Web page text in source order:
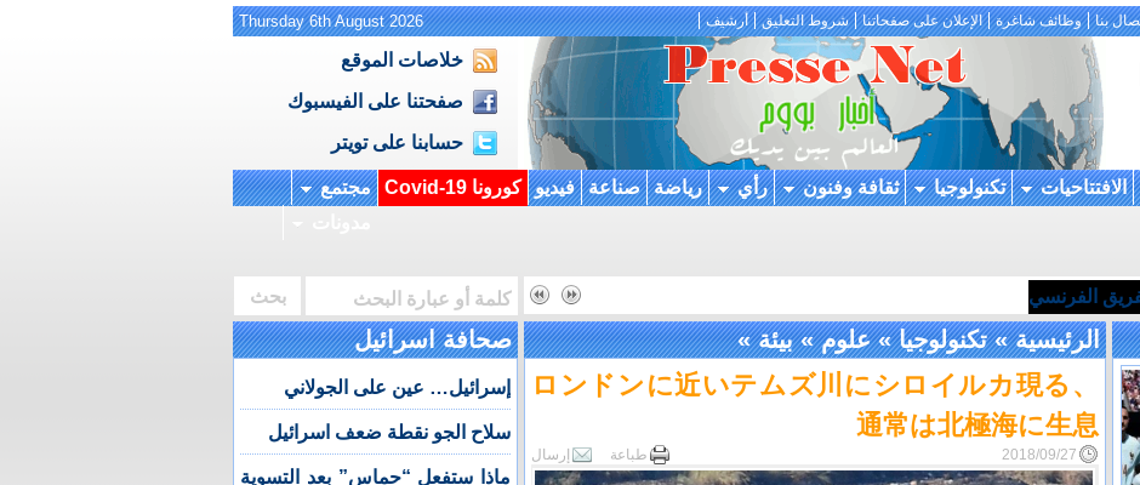
بنا وظائف شاغرة الإعلان على صفحاتنا شروط التعليق أرشيف Thursday 6th August 2026
خلاصات الموقع
صفحتنا على الفيسبوك
حسابنا على تويتر
الافتتاحيات تكنولوجيا ثقافة وفنون رأي رياضة صناعة فيديو كورونا Covid-19
مجتمع
الفرنسي
الرئيسية»تكنولوجيا»علوم»بيئة»
ロンドンに近いテムズ川にシロイルカ現る、
通常は北極海に生息
2018/09/27 إرسال طباعة
صحافة اسرائيل
إسرائيل… عين على الجولاني
سلاح الجو نقطة ضعف اسرائيل
ماذا ستفعل “حماس” بعد التسوية